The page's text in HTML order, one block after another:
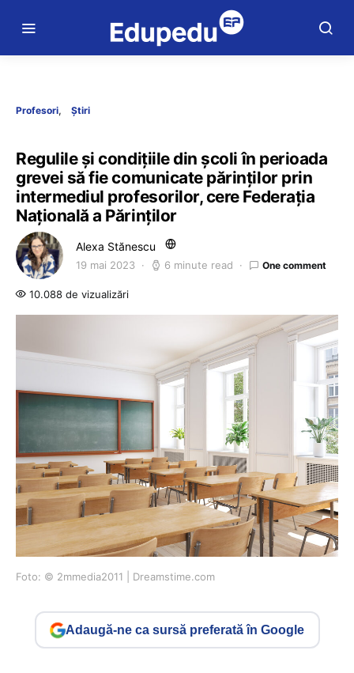
Profesori Știri
Regulile și condițiile din școli în perioada
grevei să fie comunicate părinților prin
intermediul profesorilor, cere Federația
Națională a Părinților
Alexa Stănescu
19 mai 2023 6 minute read One comment
10.088 de vizualizări
Foto: © 2mmedia2011 | Dreamstime.com
Adaugă-ne ca sursă preferată în Google